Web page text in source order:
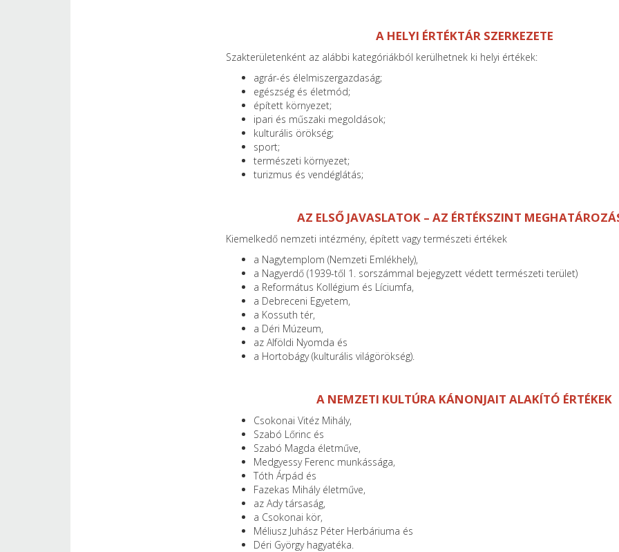
A HELYI ÉRTÉKTÁR SZERKEZETE
Szakterületenként az alábbi kategóriákból kerülhetnek ki helyi értékek:
agrár-és élelmiszergazdaság;
egészség és életmód;
épített környezet;
ipari és műszaki megoldások;
kulturális örökség;
sport;
természeti környezet;
turizmus és vendéglátás;
AZ ELSŐ JAVASLATOK – AZ ÉRTÉKSZINT
Kiemelkedő nemzeti intézmény, épített vagy természeti értékek
a Nagytemplom (Nemzeti Emlékhely),
a Nagyerdő (1939-től 1. sorszámmal bejegyzett védett természeti terület)
a Református Kollégium és Líciumfa,
a Debreceni Egyetem,
a Kossuth tér,
a Déri Múzeum,
az Alföldi Nyomda és
a Hortobágy (kulturális világörökség).
A NEMZETI KULTÚRA KÁNONJAIT ALAKÍTÓ ÉRTÉKEK
Csokonai Vitéz Mihály,
Szabó Lőrinc és
Szabó Magda életműve,
Medgyessy Ferenc munkássága,
Tóth Árpád és
Fazekas Mihály életműve,
az Ady társaság,
a Csokonai kör,
Méliusz Juhász Péter Herbáriuma és
Déri György hagyatéka.